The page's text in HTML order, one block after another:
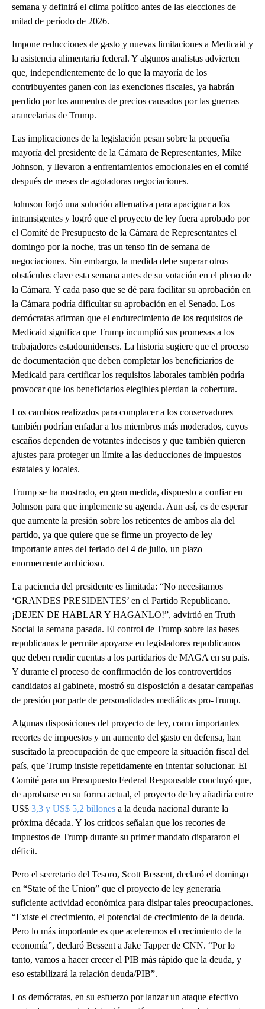
semana y definirá el clima político antes de las elecciones de
mitad de período de 2026.
Impone reducciones de gasto y nuevas limitaciones a Medicaid y
la asistencia alimentaria federal. Y algunos analistas advierten
que, independientemente de lo que la mayoría de los
contribuyentes ganen con las exenciones fiscales, ya habrán
perdido por los aumentos de precios causados ​​por las guerras
arancelarias de Trump.
Las implicaciones de la legislación pesan sobre la pequeña
mayoría del presidente de la Cámara de Representantes, Mike
Johnson, y llevaron a enfrentamientos emocionales en el comité
después de meses de agotadoras negociaciones.
Johnson forjó una solución alternativa para apaciguar a los
intransigentes y logró que el proyecto de ley fuera aprobado por
el Comité de Presupuesto de la Cámara de Representantes el
domingo por la noche, tras un tenso fin de semana de
negociaciones. Sin embargo, la medida debe superar otros
obstáculos clave esta semana antes de su votación en el pleno de
la Cámara. Y cada paso que se dé para facilitar su aprobación en
la Cámara podría dificultar su aprobación en el Senado. Los
demócratas afirman que el endurecimiento de los requisitos de
Medicaid significa que Trump incumplió sus promesas a los
trabajadores estadounidenses. La historia sugiere que el proceso
de documentación que deben completar los beneficiarios de
Medicaid para certificar los requisitos laborales también podría
provocar que los beneficiarios elegibles pierdan la cobertura.
Los cambios realizados para complacer a los conservadores
también podrían enfadar a los miembros más moderados, cuyos
escaños dependen de votantes indecisos y que también quieren
ajustes para proteger un límite a las deducciones de impuestos
estatales y locales.
Trump se ha mostrado, en gran medida, dispuesto a confiar en
Johnson para que implemente su agenda. Aun así, es de esperar
que aumente la presión sobre los reticentes de ambos ala del
partido, ya que quiere que se firme un proyecto de ley
importante antes del feriado del 4 de julio, un plazo
enormemente ambicioso.
La paciencia del presidente es limitada: “No necesitamos
‘GRANDES PRESIDENTES’ en el Partido Republicano.
¡DEJEN DE HABLAR Y HAGANLO!”, advirtió en Truth
Social la semana pasada. El control de Trump sobre las bases
republicanas le permite apoyarse en legisladores republicanos
que deben rendir cuentas a los partidarios de MAGA en su país.
Y durante el proceso de confirmación de los controvertidos
candidatos al gabinete, mostró su disposición a desatar campañas
de presión por parte de personalidades mediáticas pro-Trump.
Algunas disposiciones del proyecto de ley, como importantes
recortes de impuestos y un aumento del gasto en defensa, han
suscitado la preocupación de que empeore la situación fiscal del
país, que Trump insiste repetidamente en intentar solucionar. El
Comité para un Presupuesto Federal Responsable concluyó que,
de aprobarse en su forma actual, el proyecto de ley añadiría entre
US$ 3,3 y US$ 5,2 billones a la deuda nacional durante la
próxima década. Y los críticos señalan que los recortes de
impuestos de Trump durante su primer mandato dispararon el
déficit.
Pero el secretario del Tesoro, Scott Bessent, declaró el domingo
en “State of the Union” que el proyecto de ley generaría
suficiente actividad económica para disipar tales preocupaciones.
“Existe el crecimiento, el potencial de crecimiento de la deuda.
Pero lo más importante es que aceleremos el crecimiento de la
economía”, declaró Bessent a Jake Tapper de CNN. “Por lo
tanto, vamos a hacer crecer el PIB más rápido que la deuda, y
eso estabilizará la relación deuda/PIB”.
Los demócratas, en su esfuerzo por lanzar un ataque efectivo